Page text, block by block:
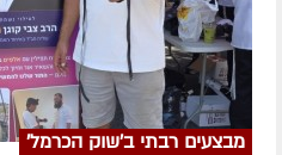
מבצעים רבתי ב'שוק הכרמל'